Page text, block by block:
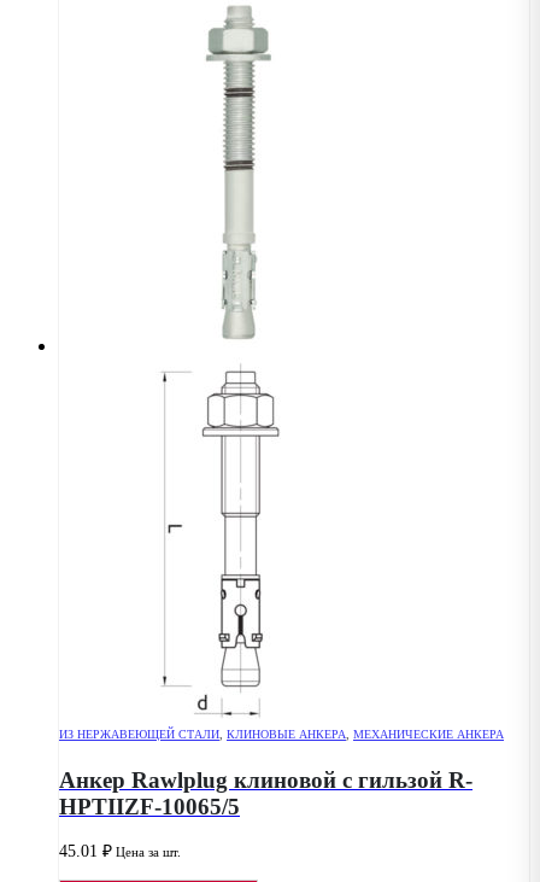
ИЗ НЕРЖАВЕЮЩЕЙ СТАЛИ КЛИНОВЫЕ АНКЕРА МЕХАНИЧЕСКИЕ АНКЕРА
Анкер Rawlplug клиновой с гильзой R-
HPTIIZF-10065/5
45.01 ₽ Цена за шт.